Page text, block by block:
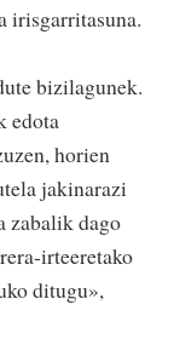
irisgarritasuna.
bizilagunek.
edota
horien
jakinarazi
zabalik dago
irteeretako
ditugu»,